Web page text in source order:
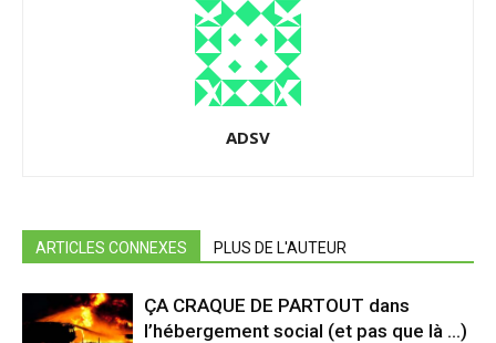
ADSV
ARTICLES CONNEXES PLUS DE L'AUTEUR
ÇA CRAQUE DE PARTOUT dans
l’hébergement social (et pas que là …)